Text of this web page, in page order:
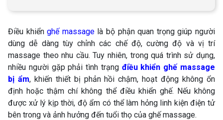
Điều khiểnghế massagelà bộ phận quan trọng giúp người
dùng dễ dàng tùy chỉnh các chế độ, cường độ và vị trí
massage theo nhu cầu. Tuy nhiên, trong quá trình sử dụng,
nhiều người gặp phải tình trạng điều khiển ghế massage
bị ẩm, khiến thiết bị phản hồi chậm, hoạt động không ổn
định hoặc thậm chí không thể điều khiển ghế. Nếu không
được xử lý kịp thời, độ ẩm có thể làm hỏng linh kiện điện tử
bên trong và ảnh hưởng đến tuổi thọ của ghế massage.